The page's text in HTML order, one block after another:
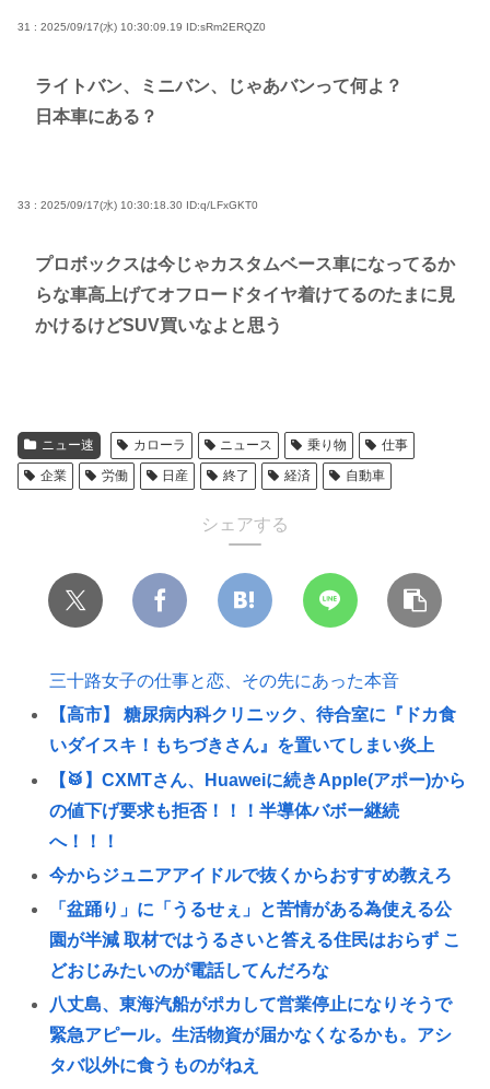
31 : 2025/09/17(水) 10:30:09.19 ID:sRm2ERQZ0
ライトバン、ミニバン、じゃあバンって何よ？
日本車にある？
33 : 2025/09/17(水) 10:30:18.30 ID:q/LFxGKT0
プロボックスは今じゃカスタムベース車になってるか
らな車高上げてオフロードタイヤ着けてるのたまに見
かけるけどSUV買いなよと思う
ニュー速 カローラ ニュース 乗り物
仕事
企業
労働 日産 終了 経済 自動車
シェアする
三十路女子の仕事と恋、その先にあった本音
【高市】 糖尿病内科クリニック、待合室に『ドカ食
いダイスキ！もちづきさん』を置いてしまい炎上
【🥁】CXMTさん、Huaweiに続きApple(アポー)から
の値下げ要求も拒否！！！半導体バボー継続
へ！！！
今からジュニアアイドルで抜くからおすすめ教えろ
「盆踊り」に「うるせぇ」と苦情がある為使える公
園が半減 取材ではうるさいと答える住民はおらず こ
どおじみたいのが電話してんだろな
八丈島、東海汽船がポカして営業停止になりそうで
緊急アピール。生活物資が届かなくなるかも。アシ
タバ以外に食うものがねえ